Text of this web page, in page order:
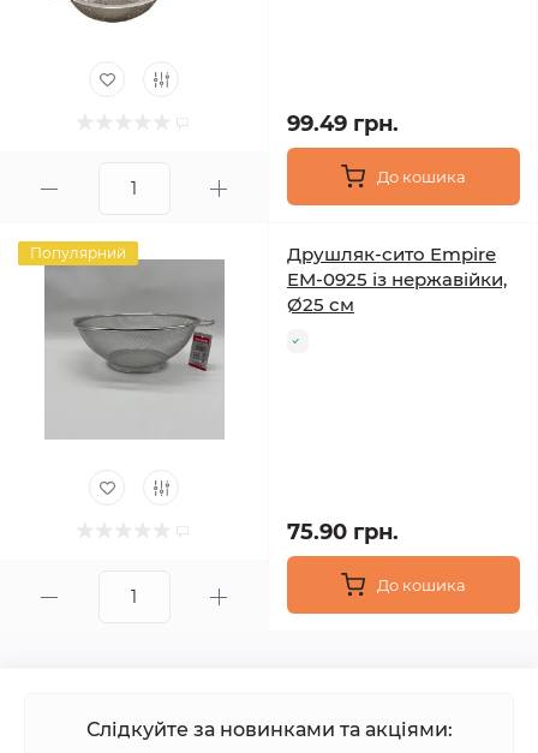
99.49 грн.
До кошика
Популярний
Друшляк-сито Empire
EM-0925 із нержавійки,
Ø25 см
75.90 грн.
До кошика
Слідкуйте за новинками та акціями: